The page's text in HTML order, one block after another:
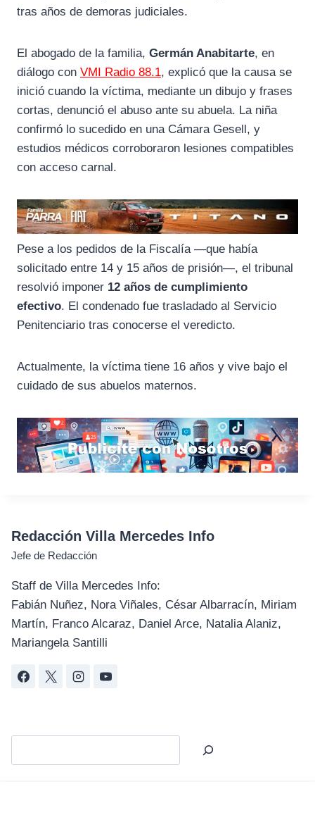
tras años de demoras judiciales.
El abogado de la familia, Germán Anabitarte, en
diálogo con VMI Radio 88.1, explicó que la causa se
inició cuando la víctima, mediante un dibujo y frases
cortas, denunció el abuso ante su abuela. La niña
confirmó lo sucedido en una Cámara Gesell, y
estudios médicos corroboraron lesiones compatibles
con acceso carnal.
Pese a los pedidos de la Fiscalía —que había
solicitado entre 14 y 15 años de prisión—, el tribunal
resolvió imponer 12 años de cumplimiento
efectivo. El condenado fue trasladado al Servicio
Penitenciario tras conocerse el veredicto.
Actualmente, la víctima tiene 16 años y vive bajo el
cuidado de sus abuelos maternos.
Redacción Villa Mercedes Info
Jefe de Redacción
Staff de Villa Mercedes Info:
Fabián Nuñez, Nora Viñales, César Albarracín, Miriam
Martín, Franco Alcaraz, Daniel Arce, Natalia Alaniz,
Mariangela Santilli